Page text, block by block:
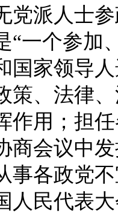
党派人士
“一个参加
国家领导
策、法律
作用；担
商会议中
事各政党
人民代表